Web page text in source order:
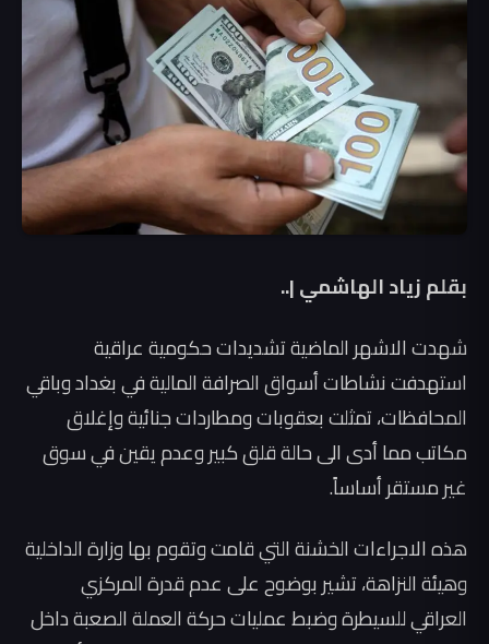
بقلم زياد الهاشمي |..
شهدت الاشهر الماضية تشديدات حكومية عراقية
استهدفت نشاطات أسواق الصرافة المالية في بغداد وباقي
المحافظات، تمثلت بعقوبات ومطاردات جنائية وإغلاق
مكاتب مما أدى الى حالة قلق كبير وعدم يقين في سوق
غير مستقر أساساً.
هذه الاجراءات الخشنة التي قامت وتقوم بها وزارة الداخلية
وهيئة النزاهة، تشير بوضوح على عدم قدرة المركزي
العراقي للسيطرة وضبط عمليات حركة العملة الصعبة داخل